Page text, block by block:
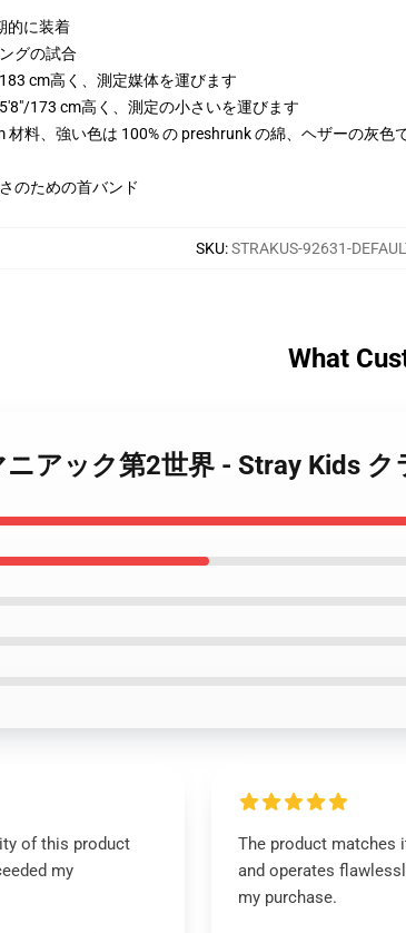
的に装着
グの試合
cm高く、測定媒体を運びます
173 cm高く、測定の小さいを運びます
材料、強い色は 100% の preshrunk の綿、ヘザーの灰
のための首バンド
SKU:STRAKUS-92631-
What
アック第2世界 - Stray Kids
of this product
my
The product matches
and operates
my purchase.